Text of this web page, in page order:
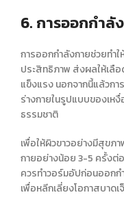
6. การออกกำลั
การออกกำลังกายช่วยทำใ
ประสิทธิภาพ ส่งผลให้เลื
แข็งแรง นอกจากนี้แล้วก
ร่างกายในรูปแบบของเหงื่
ธรรมชาติ
เพื่อให้ผิวขาวอย่างมีสุขภา
กายอย่างน้อย 3-5 ครั้งต่
ควรทำวอร์มอัปก่อนออกก
เพื่อหลีกเลี่ยงโอกาสบาด